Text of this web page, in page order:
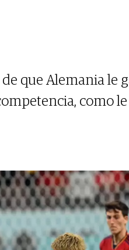
que Alemania le
como